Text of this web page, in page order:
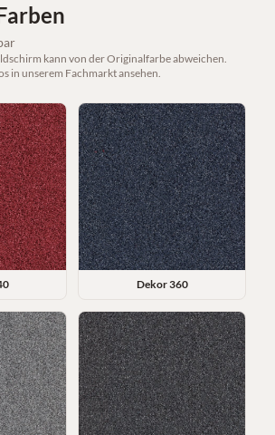
kann von der Originalfarbe abweichen.
in unserem Fachmarkt ansehen.
Dekor360